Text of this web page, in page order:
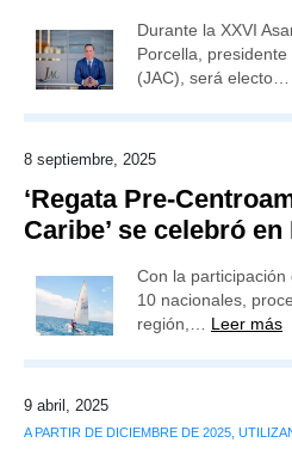
Durante la XXVI
Porcella,
(JAC), será electo…
8 septiembre, 2025
‘Regata Pre-
Caribe’ se celebró
Con la
10 nacionales,
región,… Leer más
9 abril, 2025
A PARTIR DE DICIEMBRE DE 2025,